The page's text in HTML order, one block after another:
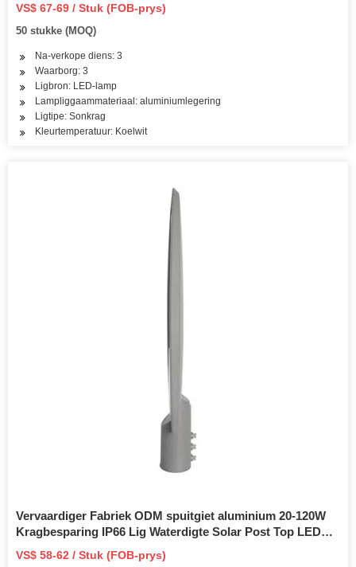
VS$ 67-69 / Stuk (FOB-prys)
50 stukke (MOQ)
Na-verkope diens: 3
Waarborg: 3
Ligbron: LED-lamp
Lampliggaammateriaal: aluminiumlegering
Ligtipe: Sonkrag
Kleurtemperatuur: Koelwit
Vervaardiger Fabriek ODM spuitgiet aluminium 20-120W
Kragbesparing IP66 Lig Waterdigte Solar Post Top LED
Straatlig LED Tuin Lig Behuising vir Park
VS$ 58-62 / Stuk (FOB-prys)